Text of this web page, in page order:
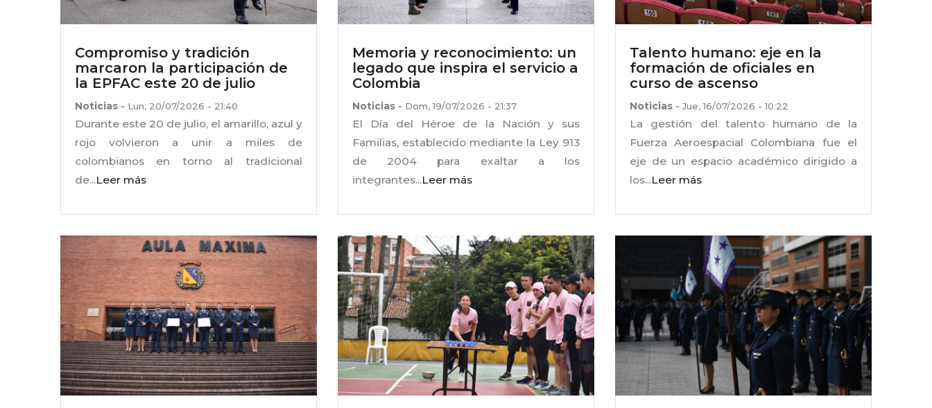
Compromiso y tradición
marcaron la participación de
la EPFAC este 20 de julio
Noticias - Lun, 20/07/2026 - 21:40
Durante este 20 de julio, el amarillo, azul y
rojo volvieron a unir a miles de
colombianos en torno al tradicional
de...Leer más
Memoria y reconocimiento: un
legado que inspira el servicio a
Colombia
Noticias- Dom, 19/07/2026 - 21:37
El Día del Héroe de la Nación y sus
Familias, establecido mediante la Ley 913
de 2004 para exaltar a los
integrantes...Leer más
Talento humano: eje en la
formación de oficiales en
curso de ascenso
Noticias-Jue, 16/07/2026 - 10:22
La gestión del talento humano de la
Fuerza Aeroespacial Colombiana fue el
eje de un espacio académico dirigido a
los...Leer más